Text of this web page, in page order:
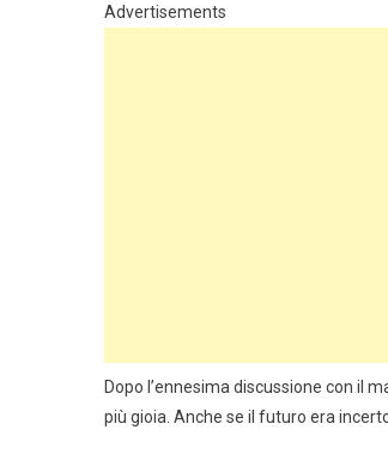
Advertisements
Dopo l’ennesima discussione con il
più gioia. Anche se il futuro era